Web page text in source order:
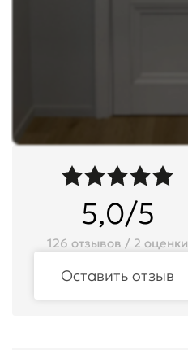
5,0/5
126 отзывов / 2 оценки
Оставить отзыв